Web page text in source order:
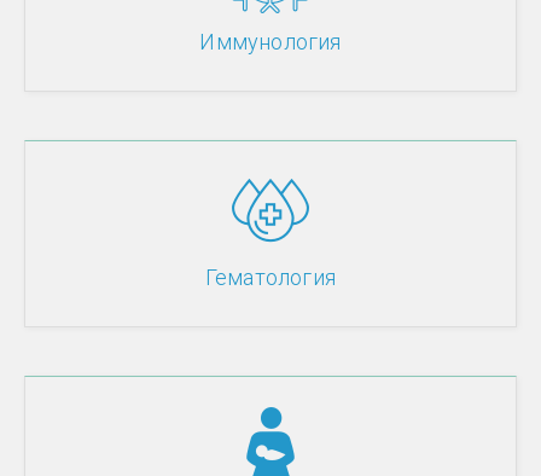
Иммунология
Гематология